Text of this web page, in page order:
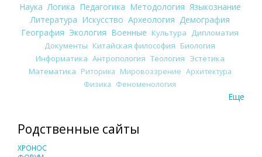
Наука Логика Педагогика Методология Языкознание
Литература Искусство Археология Демография
География Экология Военные Культура
Дипломатия
Документы Китайская философия Биология
Информатика Антропология Теология Эстетика
Математика Риторика Мировоззрение Архитектура
Физика Феноменология
Еще
Родственные сайты
ХРОНОС